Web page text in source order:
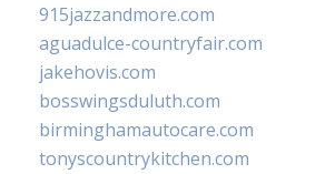
915jazzandmore.com
aguadulce-countryfair.com
jakehovis.com
bosswingsduluth.com
birminghamautocare.com
tonyscountrykitchen.com